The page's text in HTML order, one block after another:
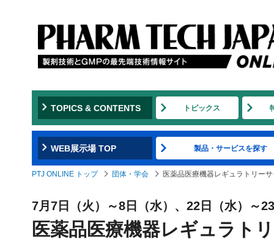
TOPICS & CONTENTS トピックス
WEB展示場 TOP 製品・サービスを探す
PTJ ONLINE トップ 団体・学会 医薬品医療機器レギュラトリー
7月7日（火）～8日（水）、22日（水）～
医薬品医療機器レギュラト